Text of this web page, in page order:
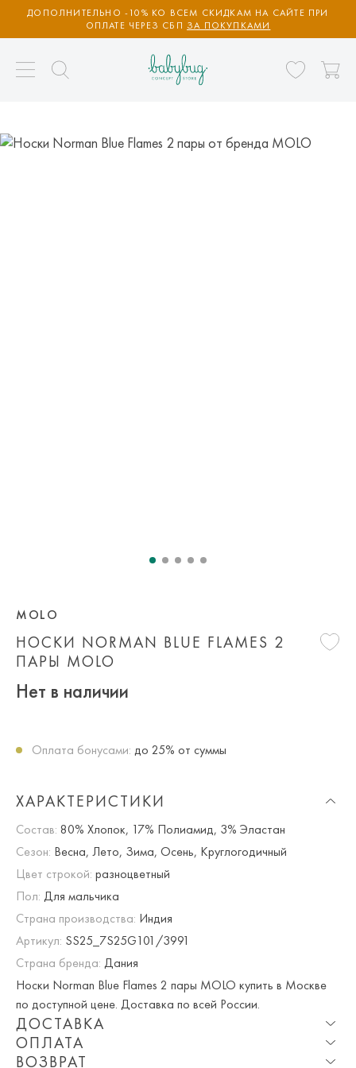
ДОПОЛНИТЕЛЬНО -10% КО ВСЕМ СКИДКАМ НА САЙТЕ ПРИ
ОПЛАТЕ ЧЕРЕЗ СБП ЗА ПОКУПКАМИ
НОСКИ NORMAN BLUE FLAMES 2
ПАРЫ MOLO
MOLO
Нет в наличии
Оплата бонусами: до 25% от суммы
ХАРАКТЕРИСТИКИ
Состав: 80% Хлопок, 17% Полиамид, 3% Эластан
Сезон: Весна, Лето, Зима, Осень, Круглогодичный
Цвет строкой: разноцветный
Пол: Для мальчика
Страна производства: Индия
Артикул: SS25_7S25G101/3991
Страна бренда: Дания
Носки Norman Blue Flames 2 пары MOLO купить в Москве
по доступной цене. Доставка по всей России.
ДОСТАВКА
Опция частичная доставка и примерка доступна для
ОПЛАТА
ВОЗВРАТ